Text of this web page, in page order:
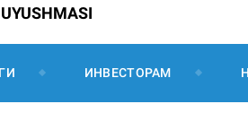
UYUSHMASI
ИНВЕСТОРАМ